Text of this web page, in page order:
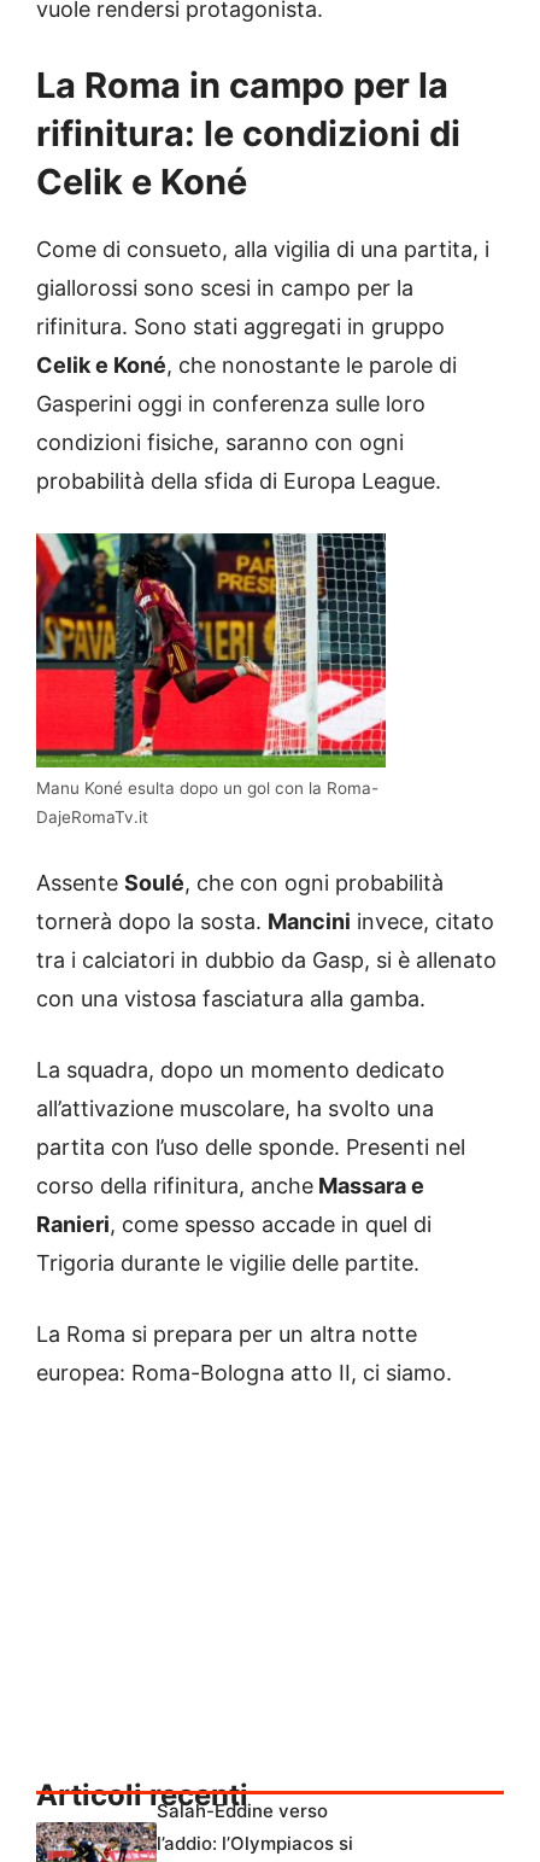
vuole rendersi protagonista.
La Roma in campo per la
rifinitura: le condizioni di
Celik e Koné
Come di consueto, alla vigilia di una partita, i
giallorossi sono scesi in campo per la
rifinitura. Sono stati aggregati in gruppo
Celik e Koné, che nonostante le parole di
Gasperini oggi in conferenza sulle loro
condizioni fisiche, saranno con ogni
probabilità della sfida di Europa League.
Manu Koné esulta dopo un gol con la Roma-
DajeRomaTv.it
Assente Soulé, che con ogni probabilità
tornerà dopo la sosta. Mancini invece, citato
tra i calciatori in dubbio da Gasp, si è allenato
con una vistosa fasciatura alla gamba.
La squadra, dopo un momento dedicato
all’attivazione muscolare, ha svolto una
partita con l’uso delle sponde. Presenti nel
corso della rifinitura, anche Massara e
Ranieri, come spesso accade in quel di
Trigoria durante le vigilie delle partite.
La Roma si prepara per un altra notte
europea: Roma-Bologna atto II, ci siamo.
Articoli recenti
Salah-Eddine verso
l’addio: l’Olympiacos si